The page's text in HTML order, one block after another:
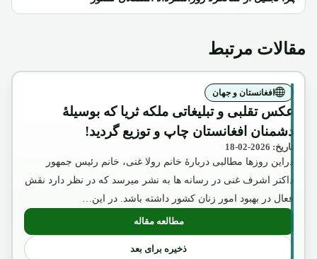
مقالات مرتبط
افغانستان و جهان
عکس تقلبی و تبلیغاتی ملکه ثریا که بوسیلۀ
دشمنان افغانستان چاپ و توزیع گردید!
تاریخ: 2026-02-18
دراین روزها مطالبی دربارۀ خانم رولا غنی، خانم رئیس جمهور
داکتر اشرف غنی در رسانه ها به نشر میرسد که در نظر دارد نقش
فعال در بهبود امور زنان کشور داشته باشد. در این…
مطالعه مقاله: عکس تقلبی و تبلیغاتی ملکه ثریا که
ذخیره برای بعد